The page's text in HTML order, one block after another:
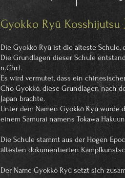
Gyokko Ryū
Die Gyokkō Ryū ist die älteste
Die Grundlagen dieser Schule
n.Chr.).
Es wird vermutet, dass ein
Cho Gyokkō, diese Grundlagen nach
Japan brachte.
Unter dem Namen Gyokkō Ryū wurde
einem Samurai namens Tokawa
Die Schule stammt aus der Hogen
ältesten dokumentierten
Der Name Gyokkō Ryū setzt sich